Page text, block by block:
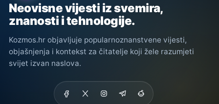
Neovisne vijesti iz svemira,
znanosti i tehnologije.
Kozmos.hr objavljuje popularnoznanstvene vijesti,
objašnjenja i kontekst za čitatelje koji žele razumjeti
svijet izvan naslova.